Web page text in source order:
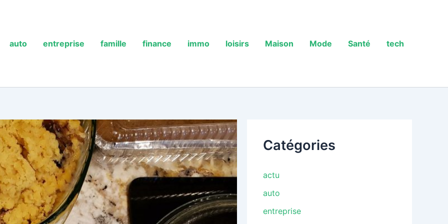
auto entreprise famille finance immo loisirs Maison Mode Santé tech
Catégories
actu
auto
entreprise